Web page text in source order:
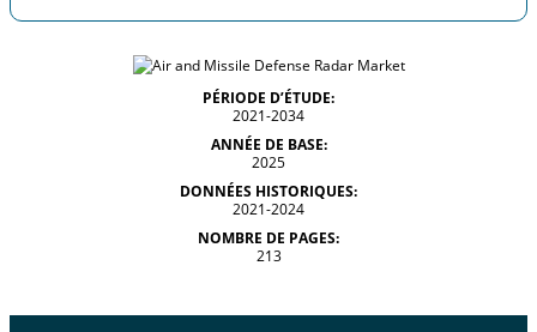
PÉRIODE D’ÉTUDE:
2021-2034
ANNÉE DE BASE:
2025
DONNÉES HISTORIQUES:
2021-2024
NOMBRE DE PAGES:
213